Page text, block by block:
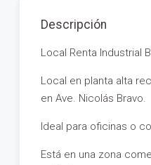
Descripción
Local Renta Industrial
Local en planta alta
en Ave. Nicolás Bravo.
Ideal para oficinas o
Está en una zona